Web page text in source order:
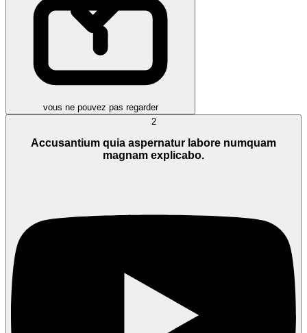
vous ne pouvez pas regarder
2
Accusantium quia aspernatur labore numquam
magnam explicabo.